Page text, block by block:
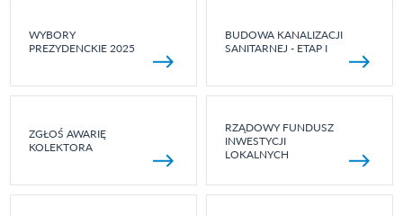
WYBORY
PREZYDENCKIE 2025
BUDOWA KANALIZACJI
SANITARNEJ - ETAP I
ZGŁOŚ AWARIĘ
KOLEKTORA
RZĄDOWY FUNDUSZ
INWESTYCJI
LOKALNYCH